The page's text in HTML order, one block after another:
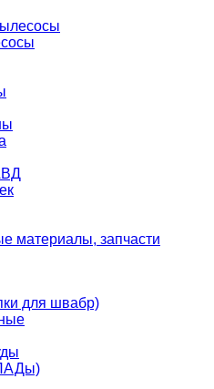
материалы, запчасти
для швабр)